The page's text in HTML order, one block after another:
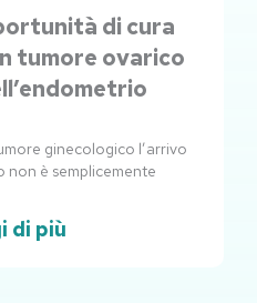
di cura
tumore ovarico
ginecologico l’arrivo
non è semplicemente
di più